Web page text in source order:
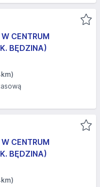
CENTRUM
BĘDZINA)​
CENTRUM
BĘDZINA)​